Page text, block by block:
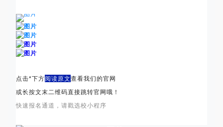
点击*下方阅读原文查看我们的官网
或长按文末二维码直接跳转官网哦！
快速报名通道，请戳选校小程序